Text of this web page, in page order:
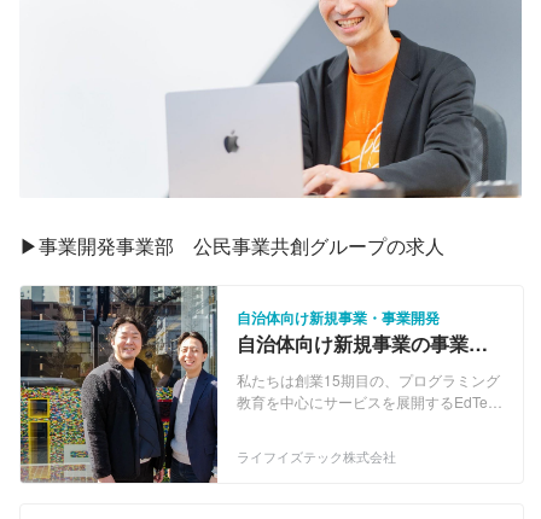
▶︎事業開発事業部　公民事業共創グループの求人
自治体向け新規事業・事業開発
自治体向け新規事業の事業開
発・官公庁、コンサル出身者
の方wanted！
私たちは創業15期目の、プログラミング
教育を中心にサービスを展開するEdTech
ばす」をミッションに掲げ、まずは2025
ライフイズテック株式会社